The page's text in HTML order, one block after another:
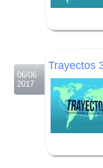
06/06
2017
Trayectos